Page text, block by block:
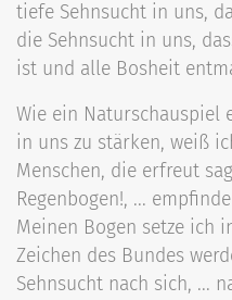
tiefe Sehnsucht in uns,
die Sehnsucht in uns,
ist und alle Bosheit
Wie ein Naturschauspiel
in uns zu stärken, weiß
Menschen, die erfreut
Regenbogen!, ...
Meinen Bogen setze ich
Zeichen des Bundes
Sehnsucht nach sich, ...